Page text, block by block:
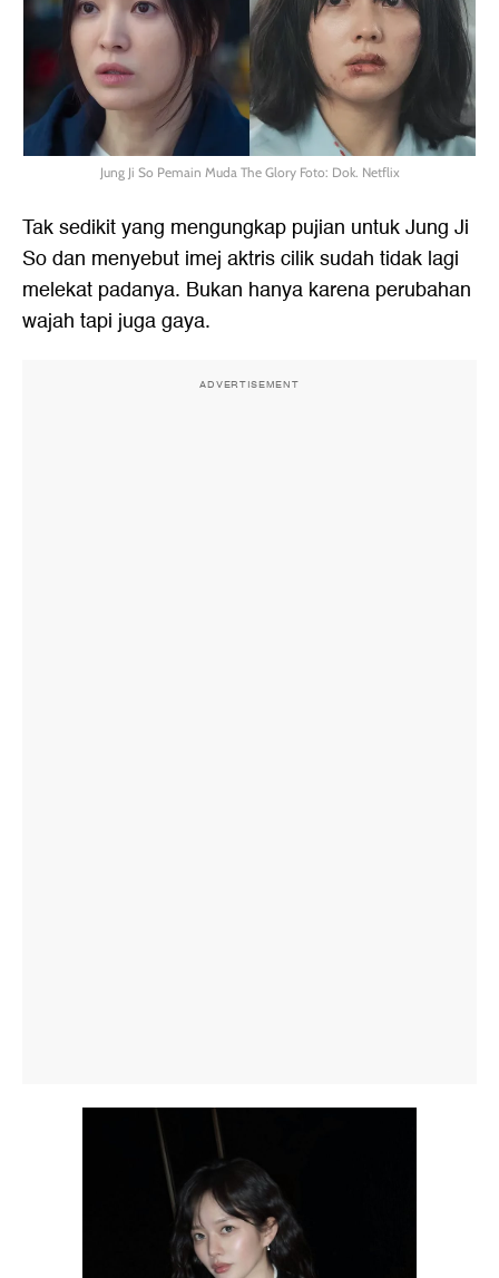
Jung Ji So Pemain Muda The Glory Foto: Dok. Netflix
Tak sedikit yang mengungkap pujian untuk Jung Ji
So dan menyebut imej aktris cilik sudah tidak lagi
melekat padanya. Bukan hanya karena perubahan
wajah tapi juga gaya.
ADVERTISEMENT